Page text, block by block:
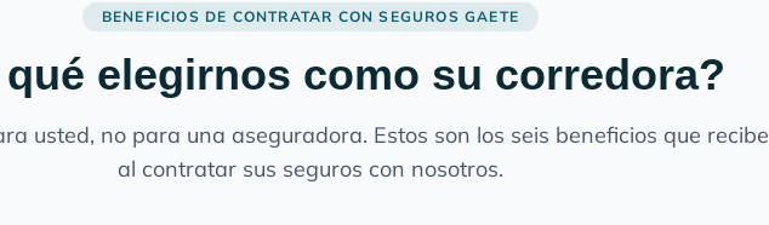
BENEFICIOS DE CONTRATAR CON SEGUROS GAETE
elegirnos como su corredora?
usted, no para una aseguradora. Estos son los seis beneficios que recibe
al contratar sus seguros con nosotros.